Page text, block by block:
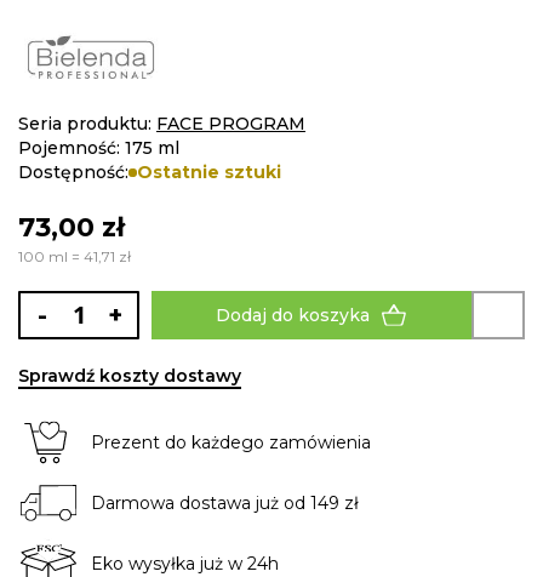
the
images
Seria produktu: FACE PROGRAM
Pojemność: 175 ml
Dostępność: Ostatnie sztuki
73,00 zł
100 ml = 41,71 zł
- + Dodaj do koszyka
Sprawdź koszty dostawy
Prezent do każdego zamówienia
Darmowa dostawa już od 149 zł
Eko wysyłka już w 24h